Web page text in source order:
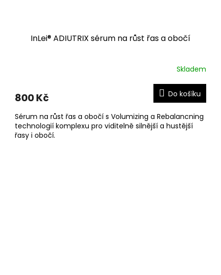
InLei® ADIUTRIX sérum na růst řas a obočí
je
z
5
hvězdiček.
Skladem
800 Kč Do košíku
Sérum na růst řas a obočí s Volumizing a Rebalancning
technologií komplexu pro viditelně silnější a hustější
řasy i obočí.